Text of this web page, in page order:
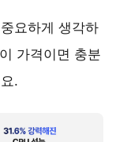
요하게 생각하
가격이면 충분
.